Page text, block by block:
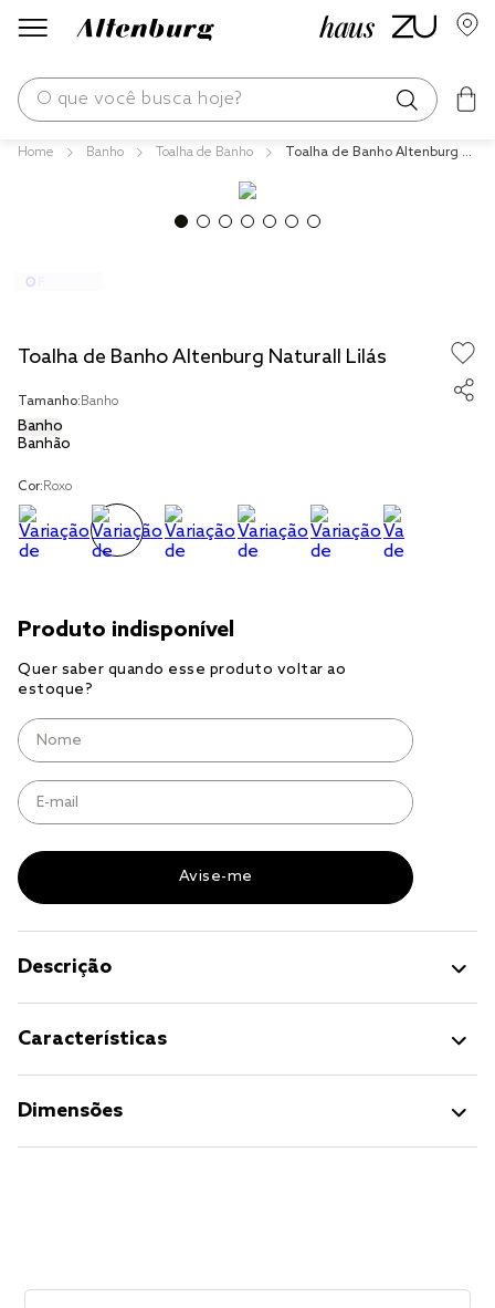
O que você busca hoje?
Banho Toalha de Banho
Toalha de Banho Altenburg N
Toalha de Banho Altenburg Naturall Lilás
Tamanho: Banho
Banho
Banhão
Cor: Roxo
Descrição
Características
Dimensões
edredom
travesseiro
tencel
solteiro king
cobre leito
jogo cama